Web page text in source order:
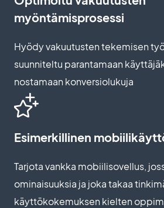
myöntämisprosessi
Hyödy vakuutusten tekemisen
suunniteltu parantamaan
nostamaan konversiolukuja
Esimerkillinen
Tarjota vankka mobiilisovellus,
ominaisuuksia ja joka takaa
käyttökokemuksen kielten